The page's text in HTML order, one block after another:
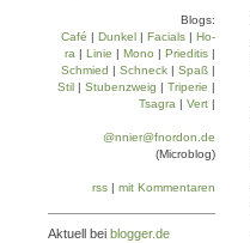
Blogs:
Café | Dun­kel | Facials | Ho­
ra | Linie | Mo­no | Prie­di­tis |
Schmied | Schneck | Spaß |
Stil | Stu­ben­zweig | Tri­pe­rie |
Tsa­gra | Vert |
@nnier@fnordon.de
(Microblog)
rss | mit Kommentaren
Aktuell bei blogger.de